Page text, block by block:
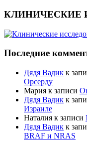
КЛИНИЧЕСКИЕ
Последние
Дядя Вадик к
Орсерду
Мария к записи
Дядя Вадик к
Израиле
Наталия к записи
Дядя Вадик к
BRAF и NRAS